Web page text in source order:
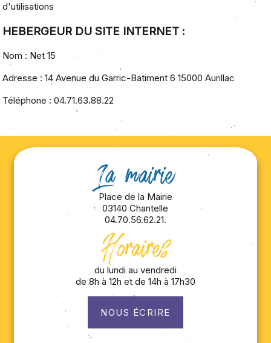
d'utilisations
HEBERGEUR DU SITE INTERNET :
Nom : Net 15
Adresse :14 Avenue du Garric-Batiment 6 15000 Aurillac
Téléphone :04.71.63.88.22
La mairie
Place de la Mairie
03140 Chantelle
04.70.56.62.21.
Horaires
du lundi au vendredi
de 8h à 12h et de 14h à 17h30
NOUS ÉCRIRE